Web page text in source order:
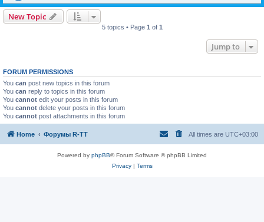
New Topic
5 topics • Page 1 of 1
Jump to
FORUM PERMISSIONS
You can post new topics in this forum
You can reply to topics in this forum
You cannot edit your posts in this forum
You cannot delete your posts in this forum
You cannot post attachments in this forum
Home Форумы R-TT All times are UTC+03:00
Powered by phpBB® Forum Software © phpBB Limited
Privacy| Terms